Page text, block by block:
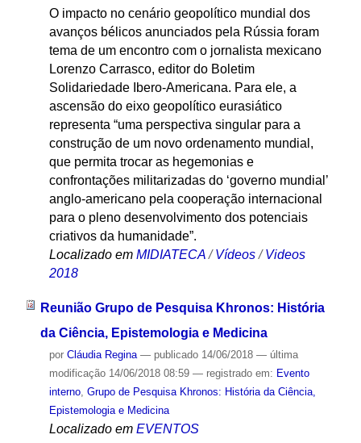
O impacto no cenário geopolítico mundial dos
avanços bélicos anunciados pela Rússia foram
tema de um encontro com o jornalista mexicano
Lorenzo Carrasco, editor do Boletim
Solidariedade Ibero-Americana. Para ele, a
ascensão do eixo geopolítico eurasiático
representa “uma perspectiva singular para a
construção de um novo ordenamento mundial,
que permita trocar as hegemonias e
confrontações militarizadas do ‘governo mundial’
anglo-americano pela cooperação internacional
para o pleno desenvolvimento dos potenciais
criativos da humanidade”.
Localizado em MIDIATECA /Vídeos /Videos
2018
Reunião Grupo de Pesquisa Khronos: História
da Ciência, Epistemologia e Medicina
por Cláudia Regina — publicado14/06/2018 — última
modificação14/06/2018 08:59 — registrado em: Evento
interno, Grupo de Pesquisa Khronos: História da Ciência,
Epistemologia e Medicina
Localizado em EVENTOS